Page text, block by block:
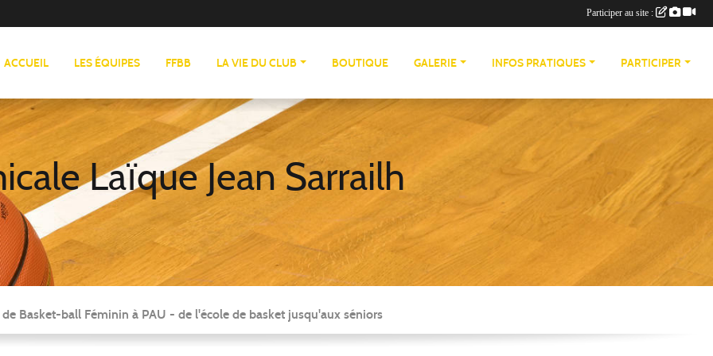
ACCUEIL LES ÉQUIPES FFBB LA VIE DU CLUB BOUTIQUE GALERIE INFOS PRATIQUES PARTICIPER
Laïque Jean Sarrailh
Basket-ball Féminin à PAU - de l'école de basket jusqu'aux séniors
Participer au site :